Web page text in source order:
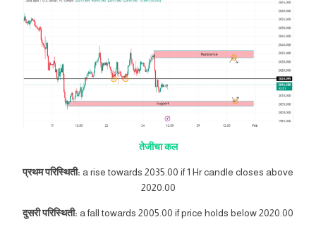
तेजीचा कल
प्रथम परिस्थिती: a rise towards 2035.00 if 1 Hr candle closes above
2020.00
दुसरी परिस्थिती: a fall towards 2005.00 if price holds below 2020.00